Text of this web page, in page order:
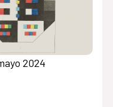
2024